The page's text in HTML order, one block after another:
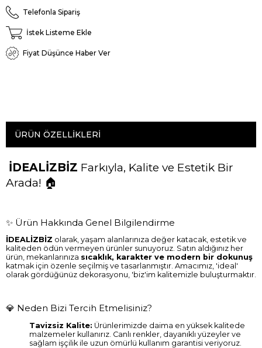
Telefonla Sipariş
İstek Listeme Ekle
Fiyat Düşünce Haber Ver
ÜRÜN ÖZELLIKLERI
İDEALİZBİZ Farkıyla, Kalite ve Estetik Bir
Arada! 🏠
✨ Ürün Hakkında Genel Bilgilendirme
İDEALİZBİZ olarak, yaşam alanlarınıza değer katacak, estetik ve
kaliteden ödün vermeyen ürünler sunuyoruz. Satın aldığınız her
ürün, mekanlarınıza sıcaklık, karakter ve modern bir dokunuş
katmak için özenle seçilmiş ve tasarlanmıştır. Amacımız, 'ideal'
olarak gördüğünüz dekorasyonu, 'biz'im kalitemizle buluşturmaktır.
💎 Neden Bizi Tercih Etmelisiniz?
Tavizsiz Kalite: Ürünlerimizde daima en yüksek kalitede
malzemeler kullanırız. Canlı renkler, dayanıklı yüzeyler ve
sağlam işçilik ile uzun ömürlü kullanım garantisi veriyoruz.